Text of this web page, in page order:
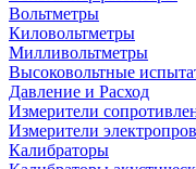
Вольтметры
Киловольтметры
Милливольтметры
Высоковольтные
Давление и Расход
Измерители
Измерители
Калибраторы